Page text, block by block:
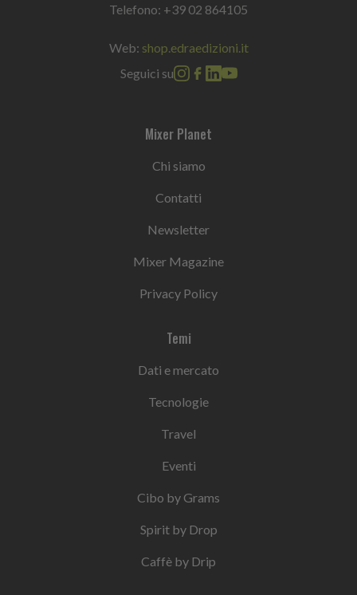
Telefono: +39 02 864105
Web: shop.edraedizioni.it
Seguici su
Mixer Planet
Chi siamo
Contatti
Newsletter
Mixer Magazine
Privacy Policy
Temi
Dati e mercato
Tecnologie
Travel
Eventi
Cibo by Grams
Spirit by Drop
Caffè by Drip